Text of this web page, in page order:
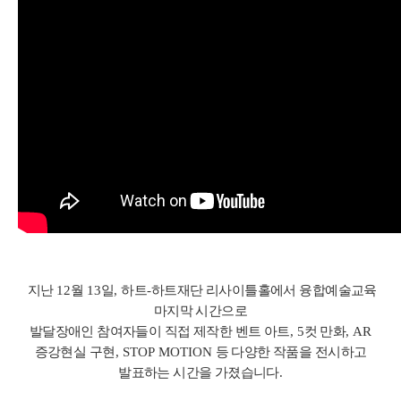
지난 12월 13일,하트-하트재단 리사이틀홀에서 융합예술교육
마지막 시간으로
발달장애인 참여자들이 직접 제작한 벤트 아트, 5컷 만화, AR
증강현실 구현, STOP MOTION 등 다양한 작품을 전시하고
발표하는 시간을 가졌습니다.